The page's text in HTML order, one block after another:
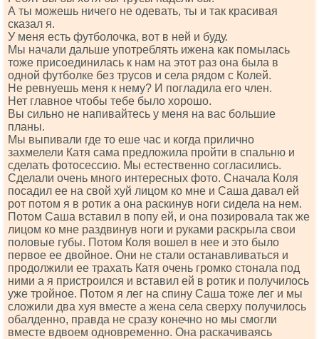
А ты можешь ничего не одевать, ты и так красивая
сказал я.
У меня есть футболочка, вот в ней и буду.
Мы начали дальше употреблять ижена как помылась
тоже присоединилась к нам на этот раз она была в
одной футболке без трусов и села рядом с Колей.
Не ревнуешь меня к нему? И погладила его член.
Нет главное чтобы тебе было хорошо.
Вы сильно не напивайтесь у меня на вас большие
планы.
Мы выпивали где то еше час и когда прилично
захмелели Катя сама предложила пройти в спальню и
сделать фотосессию. Мы естественно согласились.
Сделали очень много интересных фото. Сначала Коля
посадил ее на свой хуй лицом ко мне и Саша давал ей
рот потом я в ротик а она раскинув ноги сидела на нем.
Потом Саша вставил в попу ей, и она позировала так же
лицом ко мне раздвинув ноги и руками раскрыла свои
половые губы. Потом Коля вошел в нее и это было
первое ее двойное. Они не стали останавливаться и
продолжили ее трахать Катя очень громко стонала под
ними а я пристроился и вставил ей в ротик и получилось
уже тройное. Потом я лег на спину Саша тоже лег и мы
сложили два хуя вместе а жена села сверху получилось
обалденно, правда не сразу конечно но мы смогли
вместе вдвоем одновременно. Она раскачиваясь